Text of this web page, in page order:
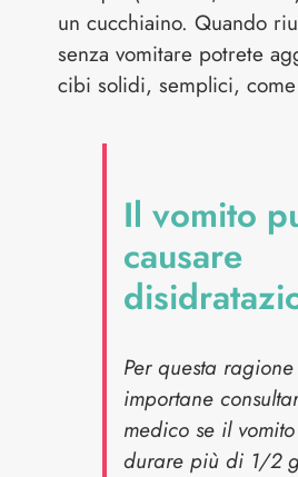
un cucchiaino. Quando
senza vomitare potrete
cibi solidi, semplici,
Il vomito
causare
Per questa
importane
medico se il
durare più di 1/2